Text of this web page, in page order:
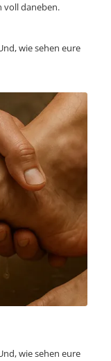
voll daneben.
wie sehen eure
wie sehen eure